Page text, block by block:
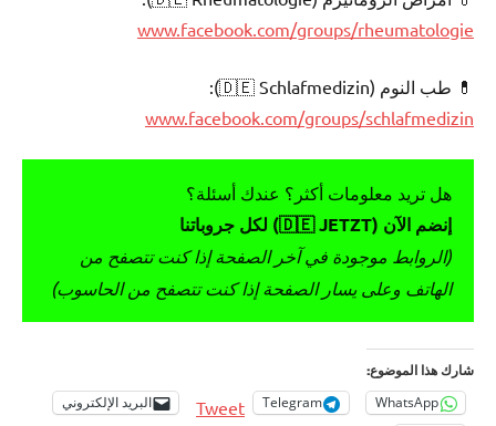
www.facebook.com/groups/rheumatologie
💊 طب النوم (🇩🇪 Schlafmedizin):
www.facebook.com/groups/schlafmedizin
هل تريد معلومات أكثر؟ عندك أسئلة؟
إنضم الآن (🇩🇪 JETZT) لكل جروباتنا
(الروابط موجودة في آخر الصفحة إذا كنت تتصفح من
الهاتف وعلى يسار الصفحة إذا كنت تتصفح من الحاسوب)
شارك هذا الموضوع:
WhatsApp
Telegram
Tweet
البريد الإلكتروني